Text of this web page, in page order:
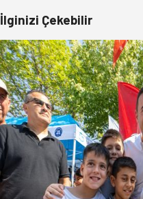
İlginizi Çekebilir